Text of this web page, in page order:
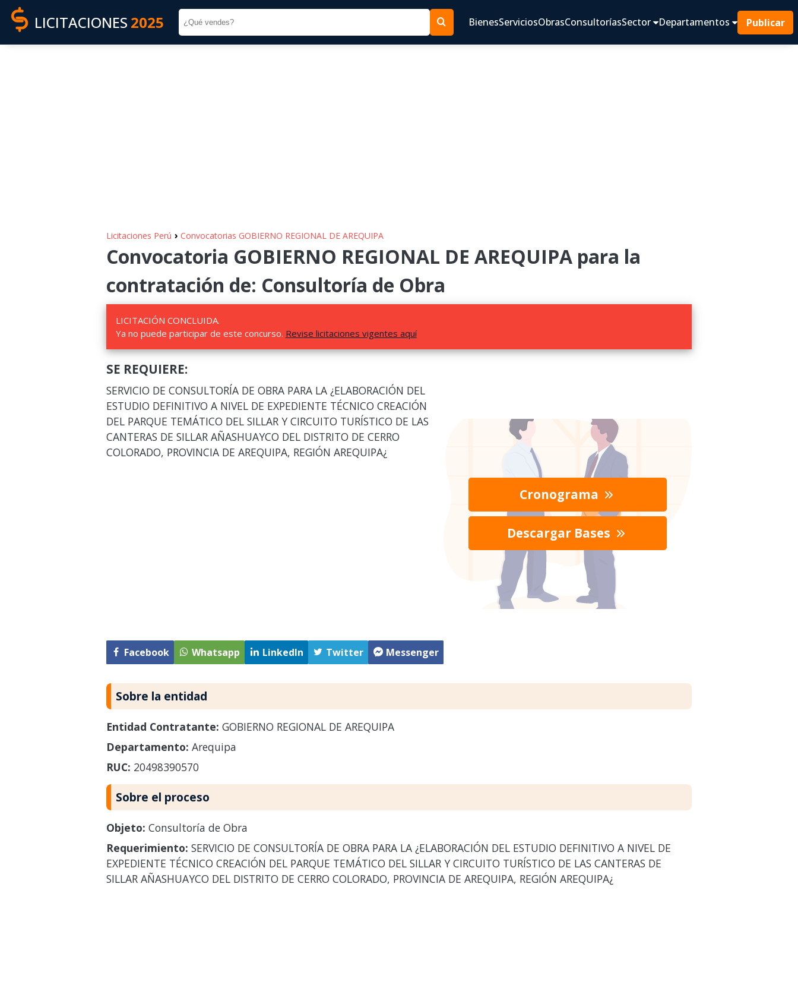
LICITACIONES 2025 BienesServiciosObrasConsultoríasSector Departamentos Publicar
Licitaciones Perú › Convocatorias GOBIERNO REGIONAL DE AREQUIPA
Convocatoria GOBIERNO REGIONAL DE AREQUIPA para la
contratación de: Consultoría de Obra
LICITACIÓN CONCLUIDA.
Ya no puede participar de este concurso. Revise licitaciones vigentes aquí
SE REQUIERE:
SERVICIO DE CONSULTORÍA DE OBRA PARA LA ¿ELABORACIÓN DEL
ESTUDIO DEFINITIVO A NIVEL DE EXPEDIENTE TÉCNICO CREACIÓN
DEL PARQUE TEMÁTICO DEL SILLAR Y CIRCUITO TURÍSTICO DE LAS
CANTERAS DE SILLAR AÑASHUAYCO DEL DISTRITO DE CERRO
COLORADO, PROVINCIA DE AREQUIPA, REGIÓN AREQUIPA¿
Facebook Whatsapp LinkedIn Twitter Messenger
Cronograma
Descargar Bases
Sobre la entidad
Entidad Contratante: GOBIERNO REGIONAL DE AREQUIPA
Departamento: Arequipa
RUC: 20498390570
Sobre el proceso
Objeto: Consultoría de Obra
Requerimiento: SERVICIO DE CONSULTORÍA DE OBRA PARA LA ¿ELABORACIÓN DEL ESTUDIO DEFINITIVO A NIVEL DE
EXPEDIENTE TÉCNICO CREACIÓN DEL PARQUE TEMÁTICO DEL SILLAR Y CIRCUITO TURÍSTICO DE LAS CANTERAS DE
SILLAR AÑASHUAYCO DEL DISTRITO DE CERRO COLORADO, PROVINCIA DE AREQUIPA, REGIÓN AREQUIPA¿